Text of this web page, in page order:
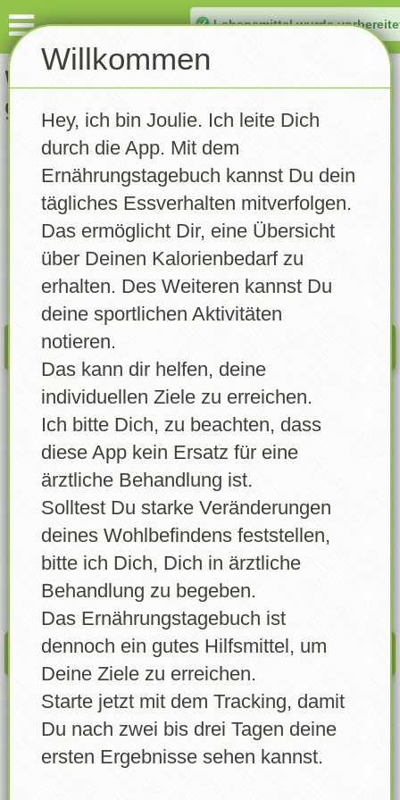
Dashboard
Gewicht notieren
Aktivität notieren
Tagebuch
Rezepte
Statistik
Trainingsplan
Erinnerungen
Lebensmittel erstellen
Eigene Lebensmittel
Errungenschaften
Login
Account freigeben
News
Profil
Info / Über
Welches Lebensmittel hast Du
gegessen?
08.08.2026
Kalorien: 0/0
WAS PASST NOCH REIN?
Lebensmittel wählen
DM Sportness 60%
Menge
EINTRAGEN
Willkommen
Hey, ich bin Joulie. Ich leite Dich
durch die App. Mit dem
Ernährungstagebuch kannst Du dein
tägliches Essverhalten mitverfolgen.
Das ermöglicht Dir, eine Übersicht
über Deinen Kalorienbedarf zu
erhalten. Des Weiteren kannst Du
deine sportlichen Aktivitäten
notieren.
Das kann dir helfen, deine
individuellen Ziele zu erreichen.
Ich bitte Dich, zu beachten, dass
diese App kein Ersatz für eine
ärztliche Behandlung ist.
Solltest Du starke Veränderungen
deines Wohlbefindens feststellen,
bitte ich Dich, Dich in ärztliche
Behandlung zu begeben.
Das Ernährungstagebuch ist
dennoch ein gutes Hilfsmittel, um
Deine Ziele zu erreichen.
Starte jetzt mit dem Tracking, damit
Du nach zwei bis drei Tagen deine
ersten Ergebnisse sehen kannst.
Lebensmittel wurde